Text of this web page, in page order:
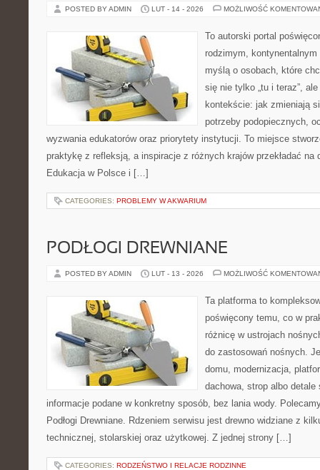
POSTED BY ADMIN LUT - 14 - 2026 MOŻLIWOŚĆ
To autorski portal
rodzimym,
myślą o osobach, które
się nie tylko „tu i teraz”,
kontekście: jak zmieniają
potrzeby podopiecznych,
wyzwania edukatorów oraz priorytety instytucji. To miejsce
praktykę z refleksją, a inspiracje z różnych krajów przekładać na
Edukacja w Polsce i […]
CATEGORIES: PROBLEMY W AKWARIUM
PODŁOGI DREWNIANE
POSTED BY ADMIN LUT - 13 - 2026 MOŻLIWOŚĆ
Ta platforma to
poświęcony temu, co w
różnicę w ustrojach
do zastosowań nośnych.
domu, modernizacja,
dachowa, strop albo
informacje podane w konkretny sposób, bez lania wody.
Podłogi Drewniane. Rdzeniem serwisu jest drewno widziane z
technicznej, stolarskiej oraz użytkowej. Z jednej strony […]
CATEGORIES: RODZEŃSTWO I RELACJE RODZINNE